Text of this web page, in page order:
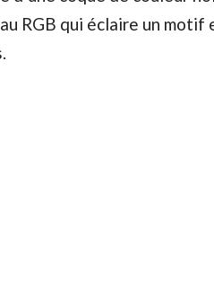
RGB qui éclaire un motif